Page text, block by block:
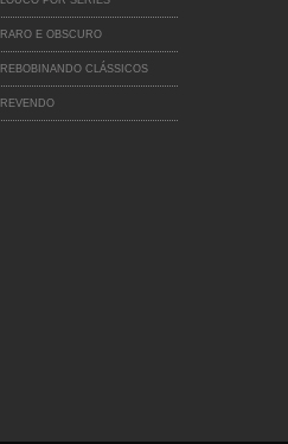
RARO E OBSCURO
REBOBINANDO CLÁSSICOS
REVENDO